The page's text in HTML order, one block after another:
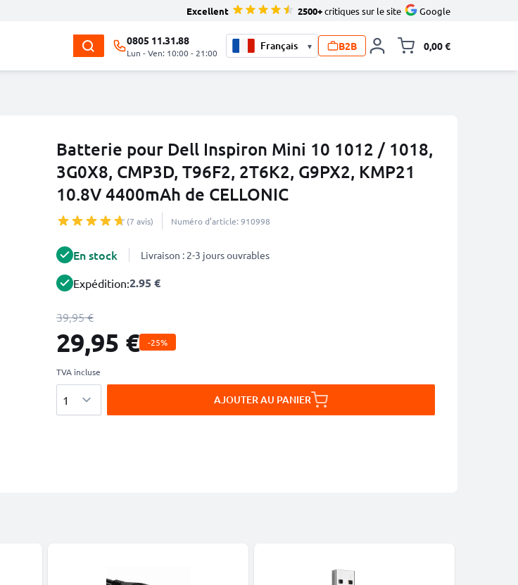
Excellent 2500+critiques sur le site Google
0805 11.31.88
Lun - Ven: 10:00 - 21:00
▾ B2B 0,00 €
Batterie pour Dell Inspiron Mini 10 1012 / 1018,
3G0X8, CMP3D, T96F2, 2T6K2, G9PX2, KMP21
10.8V 4400mAh de CELLONIC
(7 avis) Numéro d’article: 910998
En stock Livraison : 2-3 jours ouvrables
Expédition:2.95 €
39,95 €
29,95 € -25%
TVA incluse
AJOUTER AU PANIER